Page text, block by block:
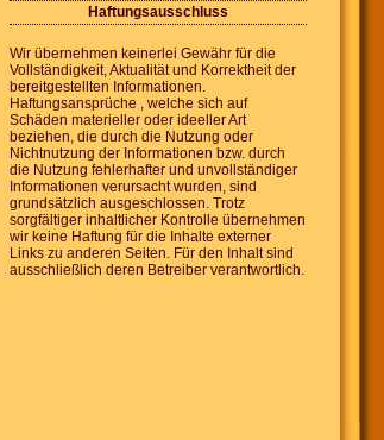
Haftungsausschluss
Wir übernehmen keinerlei Gewähr für die
Vollständigkeit, Aktualität und Korrektheit der
bereitgestellten Informationen.
Haftungsansprüche , welche sich auf
Schäden materieller oder ideeller Art
beziehen, die durch die Nutzung oder
Nichtnutzung der Informationen bzw. durch
die Nutzung fehlerhafter und unvollständiger
Informationen verursacht wurden, sind
grundsätzlich ausgeschlossen. Trotz
sorgfältiger inhaltlicher Kontrolle übernehmen
wir keine Haftung für die Inhalte externer
Links zu anderen Seiten. Für den Inhalt sind
ausschließlich deren Betreiber verantwortlich.